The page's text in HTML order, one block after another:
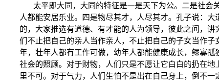
太平即大同，大同的特征是一是天下为公。二是社会
人都能安居乐业。四是物尽其才，人尽其才。孔子说：大
的，大家推选有道德、有才能的人为领导，彼此之间，讲
们不止把自己的亲人当作亲人，不止把自己的子女当作子
年，壮年人都有工作可做，幼年人都能健康成长，鳏寡孤
社会的照顾。对于财物，人们只是不愿让它白白的扔在地
里不可。对于气力，人们生怕不是出在自己身上，倒不一